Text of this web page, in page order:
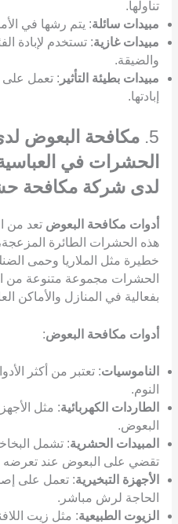
تناولها.
مبيدات سائلة: يتم رشها في
مبيدات غازية: تستخدم لإبادة
والضيقة.
مبيدات بطيئة التأثير : تعمل على
إبادتها.
5. مكافحة البعوض
الحشرات في
لدى شركة مكافحة
أدوات مكافحة البعوض تعد من
هذه الحشرات الطائرة
خطيرة مثل الملاريا وحمى
الحشرات مجموعة متنوعة من
بفعالية في المنازل والأماكن
أدوات مكافحة البعوض:
الناموسيات: تعتبر من أكثر
النوم.
الطاردات الكهربائية: مثل
البعوض.
المبيدات الحشرية: تشمل
تقضي على البعوض عند تعرضه
الأجهزة التبخيرية: تعمل على
الحاجة لرش مباشر.
الزيوت الطبيعية: مثل زيت